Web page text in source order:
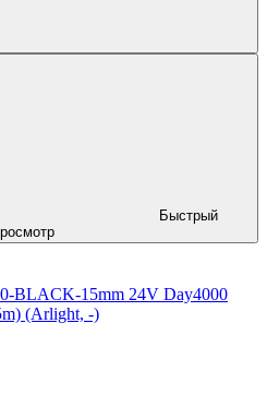
Быстрый
BLACK-15mm 24V Day4000
(Arlight, -)